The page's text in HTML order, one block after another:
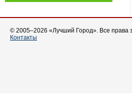
© 2005–2026 «Лучший Город». Все
Контакты